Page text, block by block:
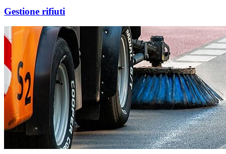
Gestione rifiuti